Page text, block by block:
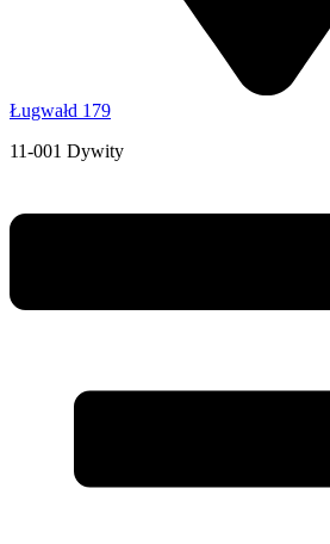
Ługwałd 179
11-001 Dywity